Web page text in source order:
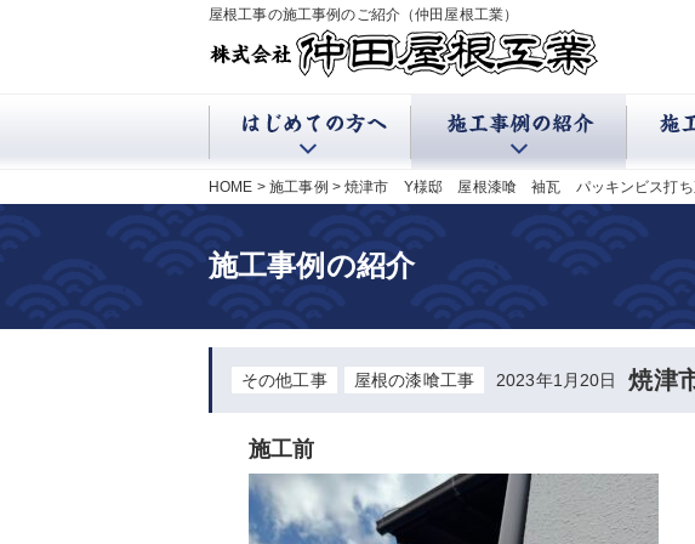
屋根工事の施工事例のご紹介（仲田屋根工業）
HOME 施工事例 焼津市 Y様邸 屋根漆喰 袖瓦 パッキンビス打ち
施工事例の紹介
その他工事 屋根の漆喰工事 2023年1月20日 焼津
施工前